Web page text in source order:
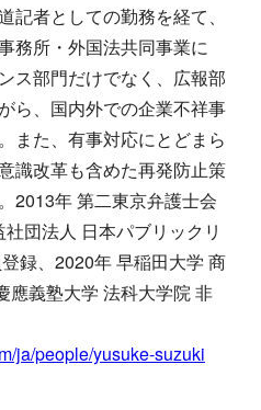
者としての勤務を経て、
務所・外国法共同事業に
ス部門だけでなく、広報部
ら、国内外での企業不祥事
また、有事対応にとどまら
識改革も含めた再発防止策
2013年 第二東京弁護士会
団法人 日本パブリックリ
録、2020年 早稲田大学 商
應義塾大学 法科大学院 非
ja/people/yusuke-suzuki